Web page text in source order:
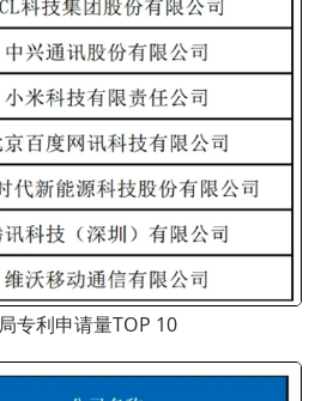
专利申请量TOP 10